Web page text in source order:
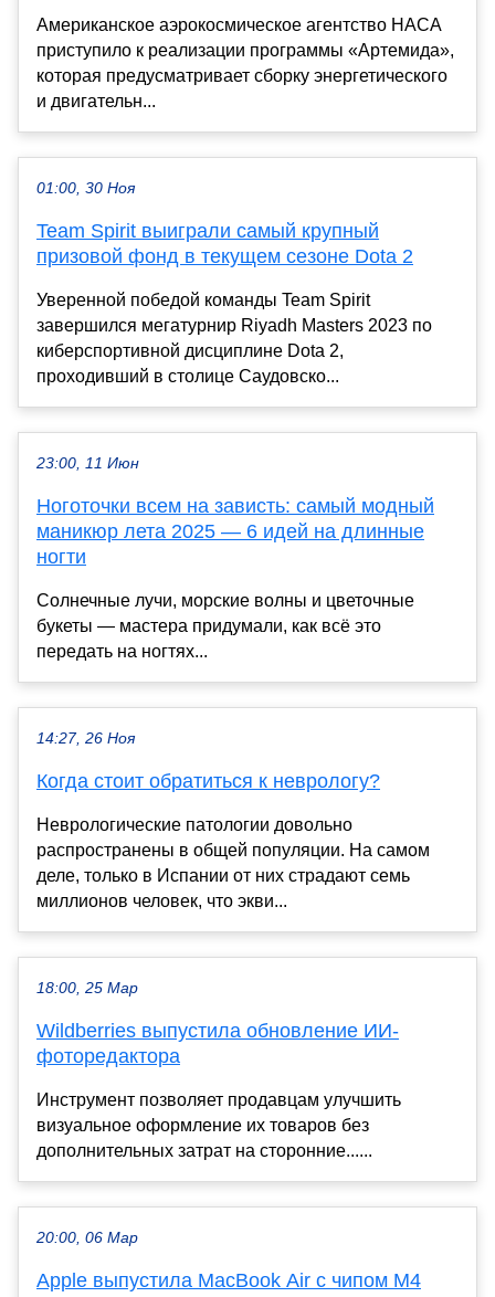
Американское аэрокосмическое агентство НАСА
приступило к реализации программы «Артемида»,
которая предусматривает сборку энергетического
и двигательн...
01:00, 30 Ноя
Team Spirit выиграли самый крупный
призовой фонд в текущем сезоне Dota 2
Уверенной победой команды Team Spirit
завершился мегатурнир Riyadh Masters 2023 по
киберспортивной дисциплине Dota 2,
проходивший в столице Саудовско...
23:00, 11 Июн
Ноготочки всем на зависть: самый модный
маникюр лета 2025 — 6 идей на длинные
ногти
Солнечные лучи, морские волны и цветочные
букеты — мастера придумали, как всё это
передать на ногтях...
14:27, 26 Ноя
Когда стоит обратиться к неврологу?
Неврологические патологии довольно
распространены в общей популяции. На самом
деле, только в Испании от них страдают семь
миллионов человек, что экви...
18:00, 25 Мар
Wildberries выпустила обновление ИИ-
фоторедактора
Инструмент позволяет продавцам улучшить
визуальное оформление их товаров без
дополнительных затрат на сторонние......
20:00, 06 Мар
Apple выпустила MacBook Air с чипом M4